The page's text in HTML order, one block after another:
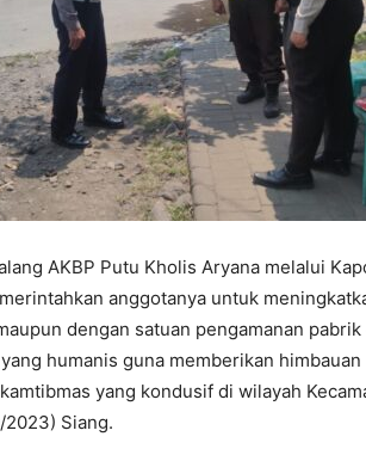
AKBP Putu Kholis Aryana melalui
anggotanya untuk
dengan satuan pengamanan
humanis guna memberikan
yang kondusif di wilayah
Siang.